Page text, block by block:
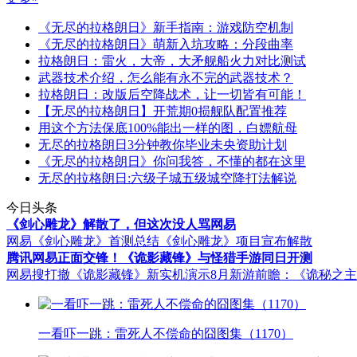
《无尽的拉格朗日》新手指南：游戏防空机制
《无尽的拉格朗日》萌新入坑攻略：分段曲率
拉格朗日：雷火，大帝，大矛舰船火力对比测试
武器技术介绍，怎么能有永不完的武器技术？
拉格朗日：改版后空降战术，让一切皆有可能！
【无尽的拉格朗日】开荒期0损舰队配置推荐
用这个方法保底100%能出一样的图，白嫖航母
无尽的拉格朗日3分钟教你毕业未央资助计划
《无尽的拉格朗日》你问我答，不懂的都在这里
无尽的拉格朗日:六级子城五级城空降打法解说
今日头条
《剑心雕龙》解散了，但这次没人骂网易
网易《剑心雕龙》首测总结 《剑心雕龙》项目宣布解散
腾讯网易正面交锋！《诡影藏锋》与怪猎手游同日开测
网易搜打撤《诡影藏锋》新实机演示8月新游前瞻：《诡秘之
一看吓一跳：雷死人不偿命的囧图集（1170）